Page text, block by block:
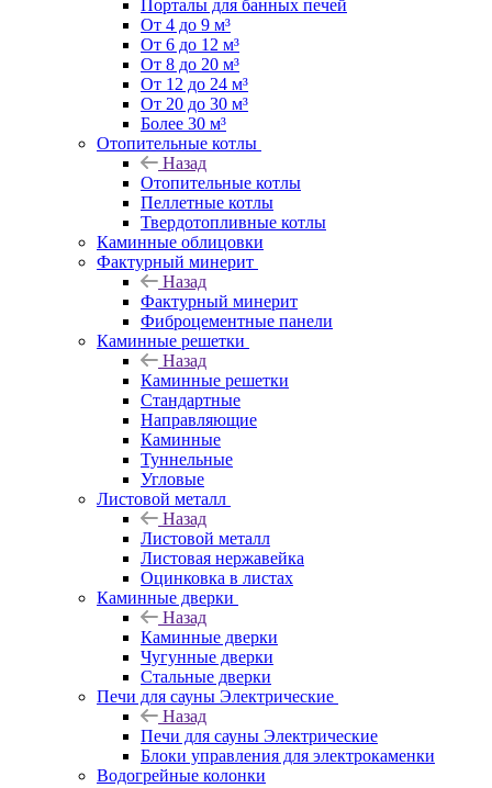
Порталы для банных печей
От 4 до 9 м³
От 6 до 12 м³
От 8 до 20 м³
От 12 до 24 м³
От 20 до 30 м³
Более 30 м³
Отопительные котлы
Назад
Отопительные котлы
Пеллетные котлы
Твердотопливные котлы
Каминные облицовки
Фактурный минерит
Назад
Фактурный минерит
Фиброцементные панели
Каминные решетки
Назад
Каминные решетки
Стандартные
Направляющие
Каминные
Туннельные
Угловые
Листовой металл
Назад
Листовой металл
Листовая нержавейка
Оцинковка в листах
Каминные дверки
Назад
Каминные дверки
Чугунные дверки
Стальные дверки
Печи для сауны Электрические
Назад
Печи для сауны Электрические
Блоки управления для электрокаменки
Водогрейные колонки